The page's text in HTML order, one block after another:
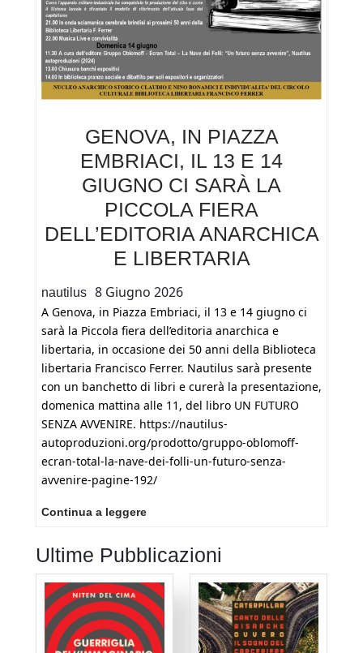
GENOVA, IN PIAZZA
EMBRIACI, IL 13 E 14
GIUGNO CI SARÀ LA
PICCOLA FIERA
DELL’EDITORIA ANARCHICA
E LIBERTARIA
nautilus 8 Giugno 2026
A Genova, in Piazza Embriaci, il 13 e 14 giugno ci
sarà la Piccola fiera dell’editoria anarchica e
libertaria, in occasione dei 50 anni della Biblioteca
libertaria Francisco Ferrer. Nautilus sarà presente
con un banchetto di libri e curerà la presentazione,
domenica mattina alle 11, del libro UN FUTURO
SENZA AVVENIRE. https://nautilus-
autoproduzioni.org/prodotto/gruppo-oblomoff-
ecran-total-la-nave-dei-folli-un-futuro-senza-
avvenire-pagine-192/
Continua a leggereGenova,
Piazza
il
13
e
14
Ultime Pubblicazioni